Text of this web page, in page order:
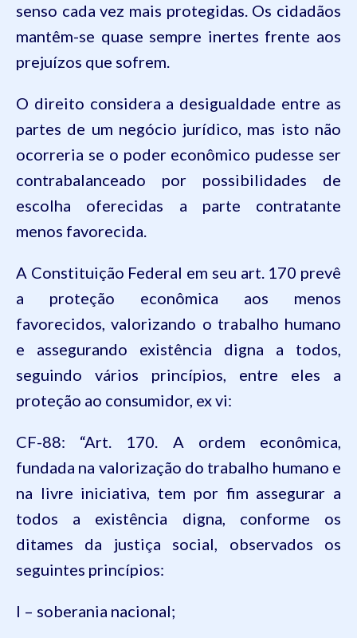
senso cada vez mais protegidas. Os cidadãos
mantêm-se quase sempre inertes frente aos
prejuízos que sofrem.
O direito considera a desigualdade entre as
partes de um negócio jurídico, mas isto não
ocorreria se o poder econômico pudesse ser
contrabalanceado por possibilidades de
escolha oferecidas a parte contratante
menos favorecida.
A Constituição Federal em seu art. 170 prevê
a proteção econômica aos menos
favorecidos, valorizando o trabalho humano
e assegurando existência digna a todos,
seguindo vários princípios, entre eles a
proteção ao consumidor, exvi:
CF-88: “Art. 170. A ordem econômica,
fundada na valorização do trabalho humano e
na livre iniciativa, tem por fim assegurar a
todos a existência digna, conforme os
ditames da justiça social, observados os
seguintes princípios:
I – soberania nacional;